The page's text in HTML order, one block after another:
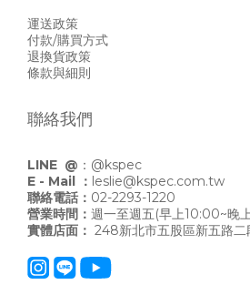
運送政策
付款/購買方式
退換貨政策
條款與細則
聯絡我們
LINE @ ： @kspec
E - Mail ： leslie@kspec.com.tw
聯絡電話： 02-2293-1220
營業時間： 週一至週五(早上10:00~晚
實體店面： 248新北市五股區新五路二